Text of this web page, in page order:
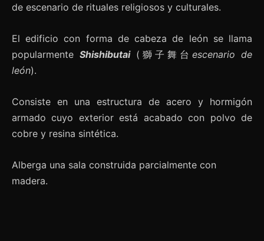
de escenario de rituales religiosos y culturales.
El edificio con forma de cabeza de león se llama
popularmente Shishibutai(獅子舞台 escenario de
león).
Consiste en una estructura de acero y hormigón
armado cuyo exterior está acabado con polvo de
cobre y resina sintética.
Alberga una sala construida parcialmente con
madera.